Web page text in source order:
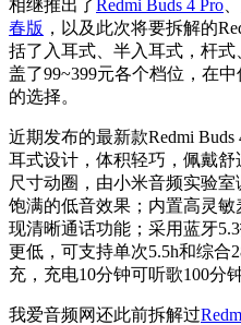
相继推出了Redmi Buds 4 Pro
春版 ，以及此次将要拆解的
括了入耳式、半入耳式，杆
盖了99~399元各个档位，在
的选择。
近期发布的最新款Redmi
耳式设计，体积轻巧，佩戴舒
尺寸动圈，由小米音频实验
饱满的低音效果；内置高灵
现清晰通话功能；采用蓝牙
更低，可支持单次5.5h和综合
充，充电10分钟可听歌100分钟
我爱音频网还此前拆解过